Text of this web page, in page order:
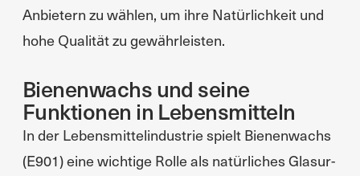
Anbietern zu wählen, um ihre Natürlichkeit und
hohe Qualität zu gewährleisten.
Bienenwachs und seine
Funktionen in Lebensmitteln
In der Lebensmittelindustrie spielt Bienenwachs
(E901) eine wichtige Rolle als natürliches Glasur-